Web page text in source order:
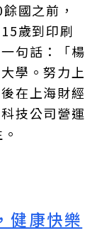
國之前，
歲到印刷
句話：「楊
學。努力上
在上海財經
技公司營運
健康快樂